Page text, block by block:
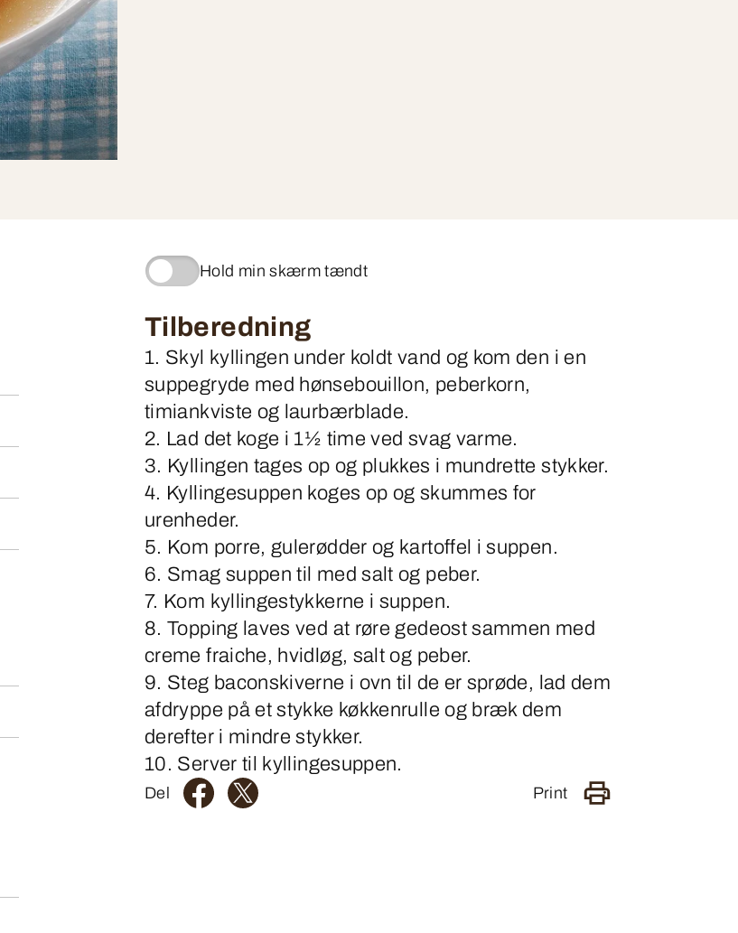
Hold min skærm tændt
Tilberedning
1. Skyl kyllingen under koldt vand og kom den i en
suppegryde med hønsebouillon, peberkorn,
timiankviste og laurbærblade.
2. Lad det koge i 1½ time ved svag varme.
3. Kyllingen tages op og plukkes i mundrette stykker.
4. Kyllingesuppen koges op og skummes for
urenheder.
5. Kom porre, gulerødder og kartoffel i suppen.
6. Smag suppen til med salt og peber.
7. Kom kyllingestykkerne i suppen.
8. Topping laves ved at røre gedeost sammen med
creme fraiche, hvidløg, salt og peber.
9. Steg baconskiverne i ovn til de er sprøde, lad dem
afdryppe på et stykke køkkenrulle og bræk dem
derefter i mindre stykker.
10. Server til kyllingesuppen.
Del Print